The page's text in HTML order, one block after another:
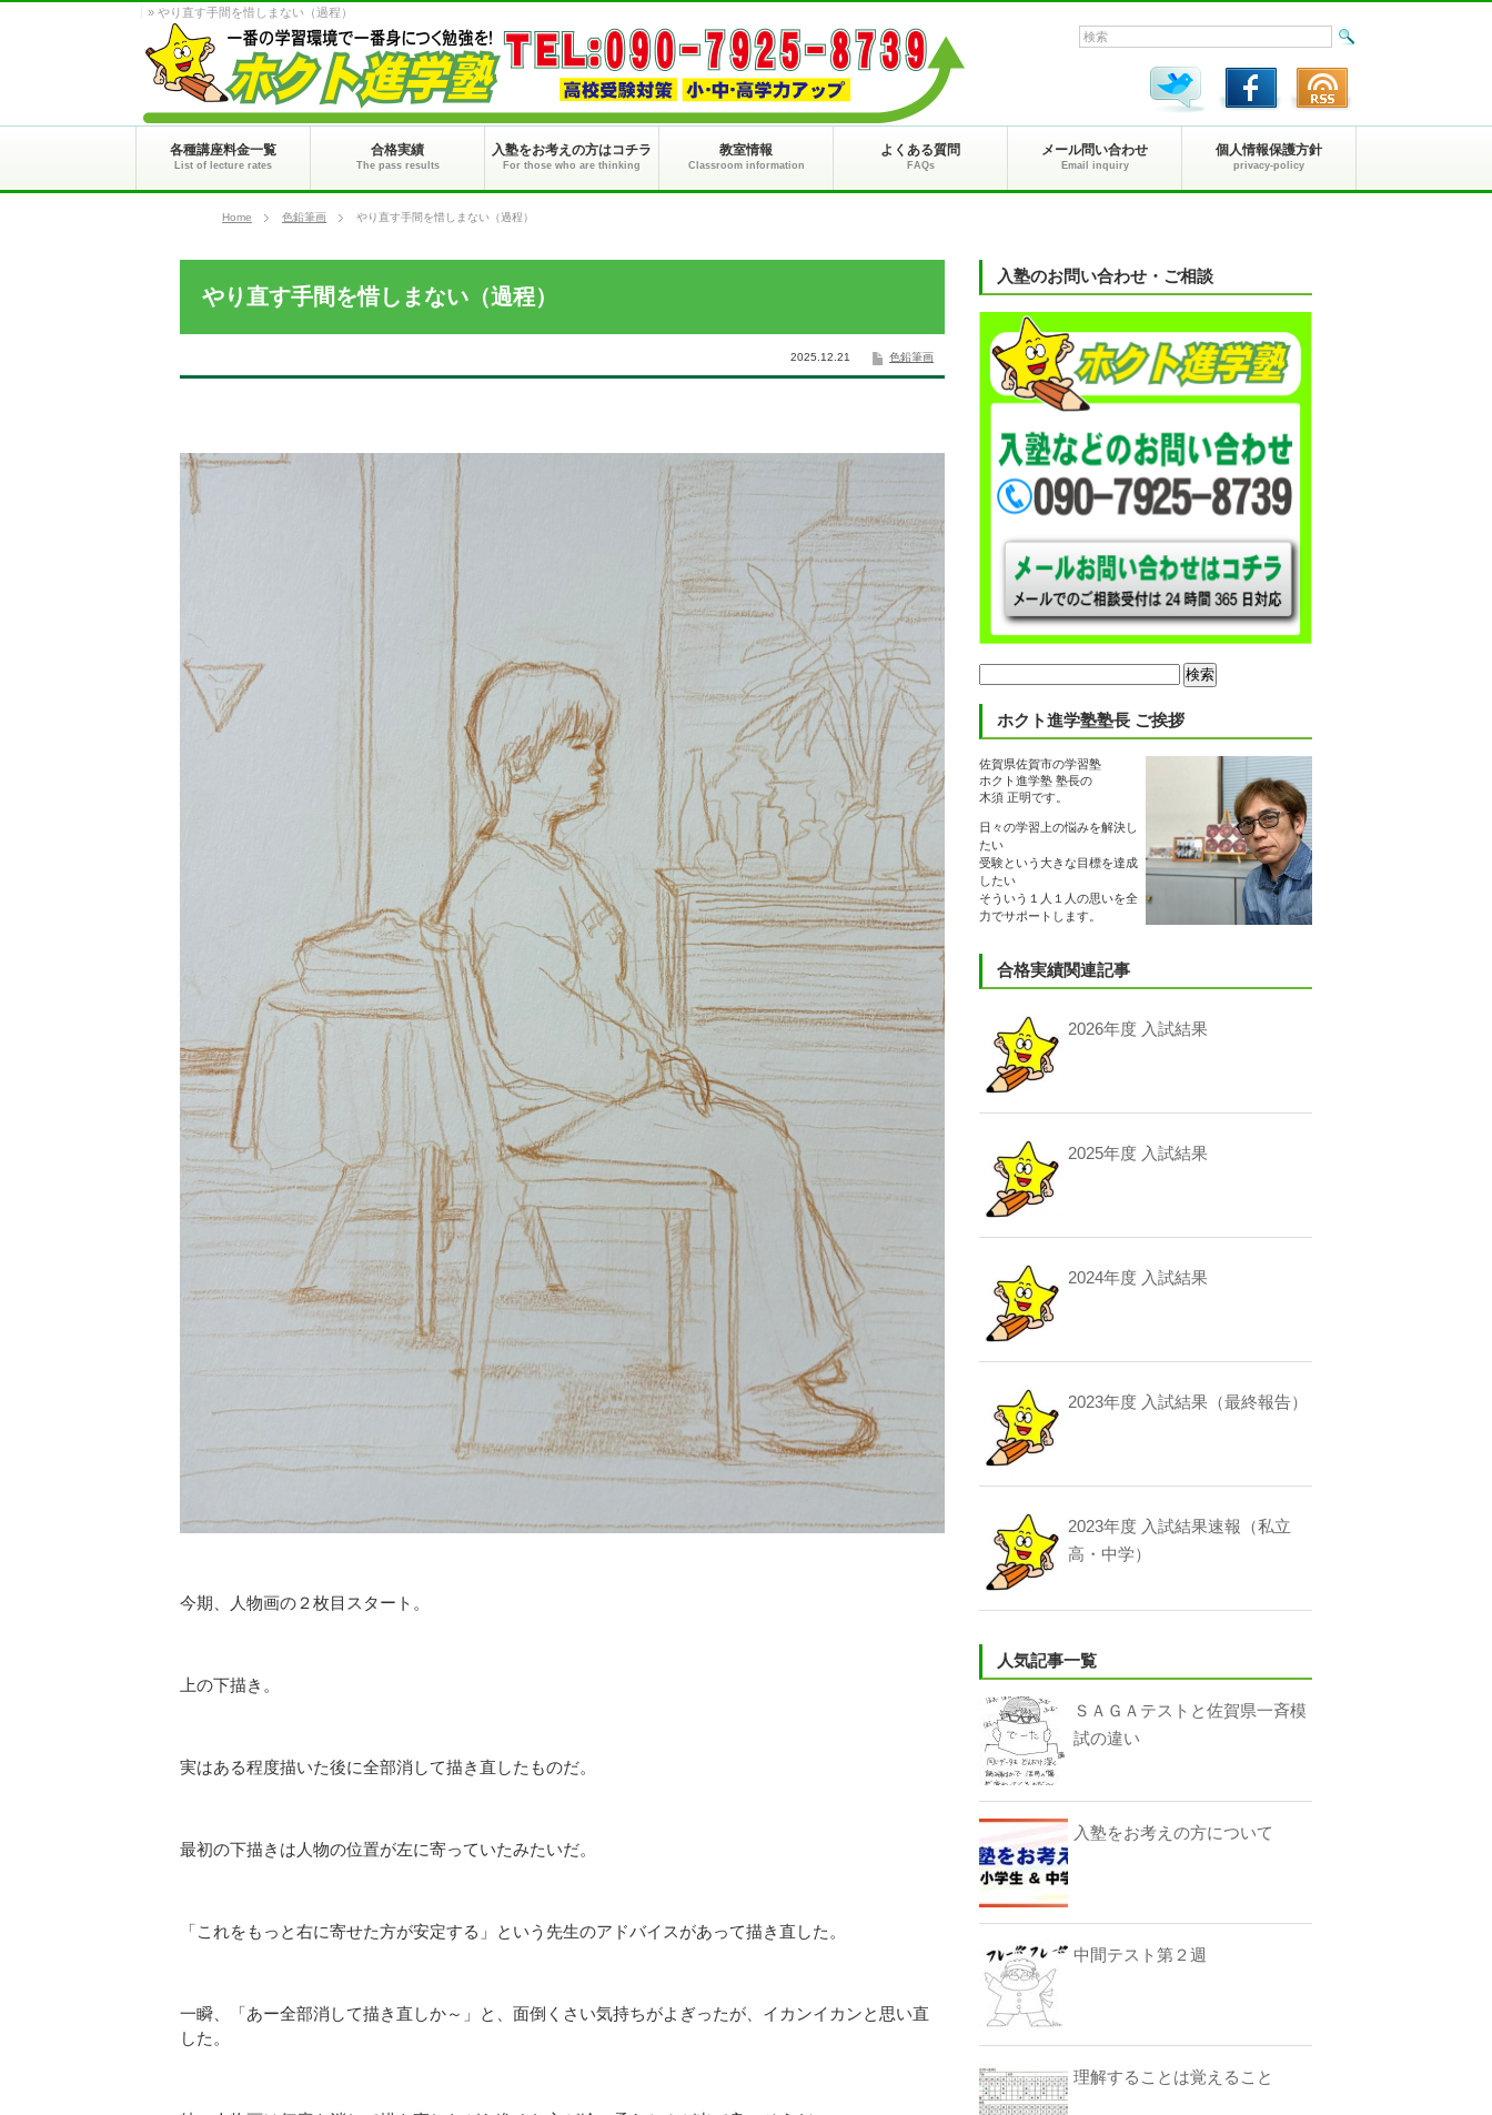
» やり直す手間を惜しまない（過程）
各種講座料金一覧
List of lecture rates
合格実績
The pass results
入塾をお考えの方はコチラ
For those who are thinking
教室情報
Classroom information
よくある質問
FAQs
メール問い合わせ
Email inquiry
個人情報保護方針
privacy-policy
Home 色鉛筆画 やり直す手間を惜しまない（過程）
やり直す手間を惜しまない（過程）
色鉛筆画
2025.12.21
今期、人物画の２枚目スタート。
上の下描き。
実はある程度描いた後に全部消して描き直したものだ。
最初の下描きは人物の位置が左に寄っていたみたいだ。
「これをもっと右に寄せた方が安定する」という先生のアドバイスがあって描き直した。
一瞬、「あー全部消して描き直しか～」と、面倒くさい気持ちがよぎったが、イカンイカンと思い直
した。
入塾のお問い合わせ・ご相談
検
索:
ホクト進学塾塾長 ご挨拶
佐賀県佐賀市の学習塾
ホクト進学塾 塾長の
木須 正明です。
日々の学習上の悩みを解決し
たい
受験という大きな目標を達成
したい
そういう１人１人の思いを全
力でサポートします。
合格実績関連記事
2026年度 入試結果
2025年度 入試結果
2024年度 入試結果
2023年度 入試結果（最終報告）
2023年度 入試結果速報（私立
高・中学）
人気記事一覧
ＳＡＧＡテストと佐賀県一斉模
試の違い
入塾をお考えの方について
中間テスト第２週
理解することは覚えること